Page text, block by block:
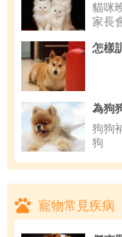
貓咪
家長
怎樣
狗狗
狗
寵物常見疾病